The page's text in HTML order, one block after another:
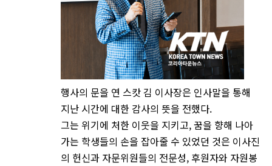
행사의 문을 연 스캇 김 이사장은 인사말을 통해
지난 시간에 대한 감사의 뜻을 전했다.
그는 위기에 처한 이웃을 지키고, 꿈을 향해 나아
가는 학생들의 손을 잡아줄 수 있었던 것은 이사진
의 헌신과 자문위원들의 전문성, 후원자와 자원봉